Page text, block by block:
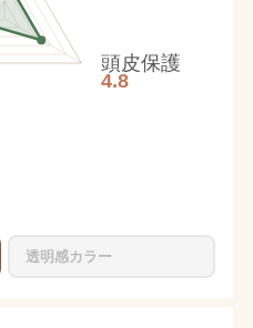
頭皮保護
4.8
透明感カラー